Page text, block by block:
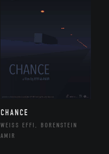
CHANCE
WEISS EFFI, BORENSTEIN
AMIR